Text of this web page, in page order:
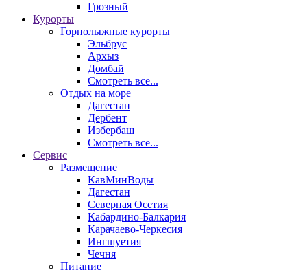
Грозный
Курорты
Горнолыжные курорты
Эльбрус
Архыз
Домбай
Смотреть все...
Отдых на море
Дагестан
Дербент
Избербаш
Смотреть все...
Сервис
Размещение
КавМинВоды
Дагестан
Северная Осетия
Кабардино-Балкария
Карачаево-Черкесия
Ингшуетия
Чечня
Питание